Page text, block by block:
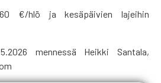
€/hlö ja kesäpäivien lajeihin
mennessä Heikki Santala,